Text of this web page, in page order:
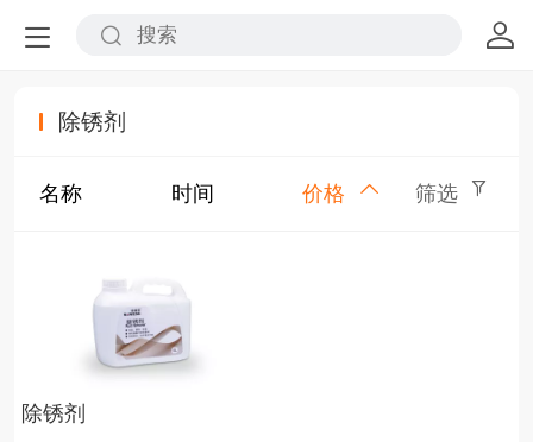
除锈剂
名称 时间 价格 筛选
除锈剂